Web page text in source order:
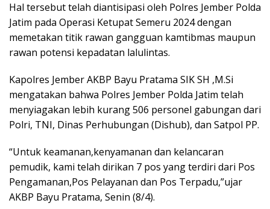
Hal tersebut telah diantisipasi oleh Polres Jember Polda
Jatim pada Operasi Ketupat Semeru 2024 dengan
memetakan titik rawan gangguan kamtibmas maupun
rawan potensi kepadatan lalulintas.
Kapolres Jember AKBP Bayu Pratama SIK SH ,M.Si
mengatakan bahwa Polres Jember Polda Jatim telah
menyiagakan lebih kurang 506 personel gabungan dari
Polri, TNI, Dinas Perhubungan (Dishub), dan Satpol PP.
“Untuk keamanan,kenyamanan dan kelancaran
pemudik, kami telah dirikan 7 pos yang terdiri dari Pos
Pengamanan,Pos Pelayanan dan Pos Terpadu,”ujar
AKBP Bayu Pratama, Senin (8/4).